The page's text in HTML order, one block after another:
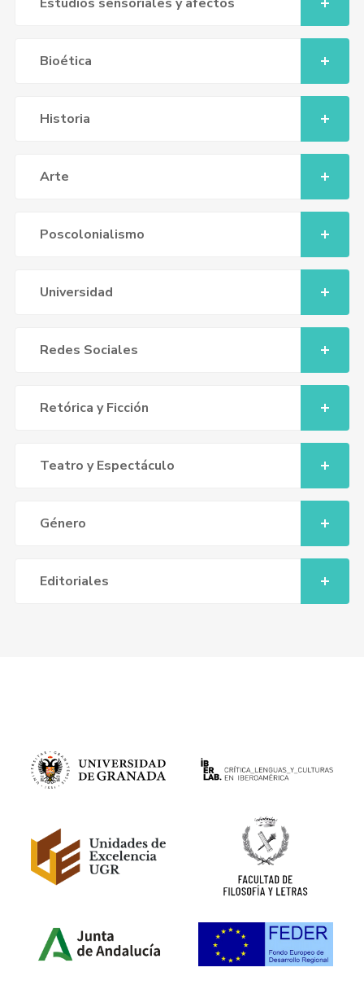
Bioética
Historia
Arte
Poscolonialismo
Universidad
Redes Sociales
Retórica y Ficción
Teatro y Espectáculo
Género
Editoriales